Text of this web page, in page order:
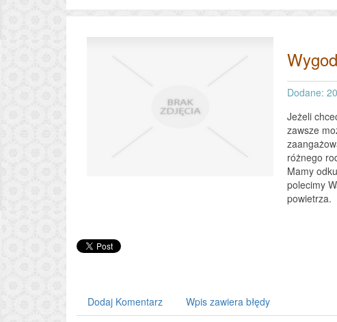
Dodane:
Jeżeli
zawsze
różnego
Mamy
polecimy
powietrza.
Dodaj Komentarz Wpis zawiera błędy